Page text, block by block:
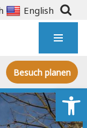
English
Besuch planen